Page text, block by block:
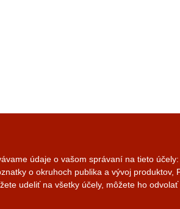
údaje o vašom správaní na tieto účely:
o okruhoch publika a vývoj produktov,
udeliť na všetky účely, môžete ho